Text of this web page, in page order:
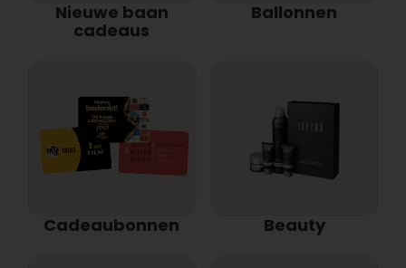
Nieuwe baan
cadeaus
Ballonnen
Cadeaubonnen Beauty